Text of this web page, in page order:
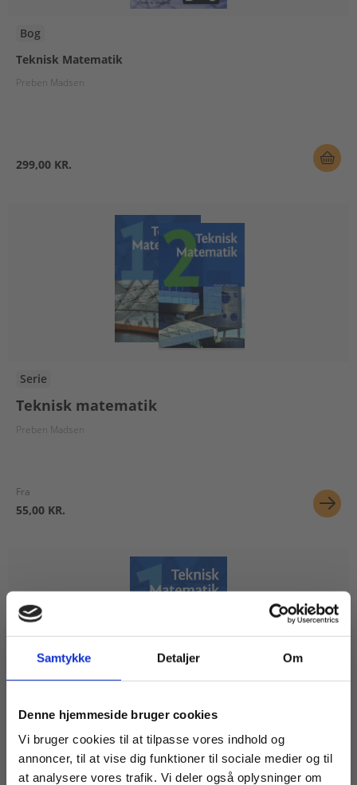
Samtykke Detaljer Om
Denne hjemmeside bruger cookies
Vi bruger cookies til at tilpasse vores indhold og
annoncer, til at vise dig funktioner til sociale medier og til
at analysere vores trafik. Vi deler også oplysninger om
Bog
Teknisk Matematik
Preben Madsen
299,00 KR.
Serie
Teknisk matematik
Preben Madsen
Fra
55,00 KR.
Teknisk Matematik 1
Preben Madsen
Køb læremidler og find masterclasses mm.
Fortsæt som: